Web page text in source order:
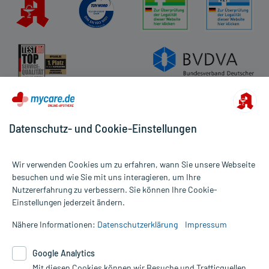
Alle Preise gelten inkl. MwSt., ggf. zzgl. Versandkosten
Informationen auf dieser Website werden ausschließlich für
die Untersuchung und Behandlung durch einen Arzt. Bitte
Therapien eingeleitet werden können. | Diese Webseite benutzt
Datenschutz- und Cookie-Einstellungen
Wir verwenden Cookies um zu erfahren, wann Sie unsere Webseite
besuchen und wie Sie mit uns interagieren, um Ihre
Nutzererfahrung zu verbessern. Sie können Ihre Cookie-
Einstellungen jederzeit ändern.
Nähere Informationen: Datenschutzerklärung Impressum
Google Analytics